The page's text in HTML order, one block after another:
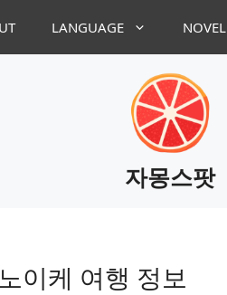
LANGUAGE NOVEL
자몽스팟
이케 여행 정보